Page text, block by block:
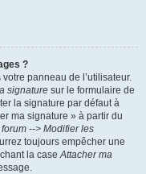
?
panneau de l’utilisateur.
signature sur le formulaire de
la signature par défaut à
ma signature » à partir du
--> Modifier les
toujours empêcher une
la caseAttacher ma